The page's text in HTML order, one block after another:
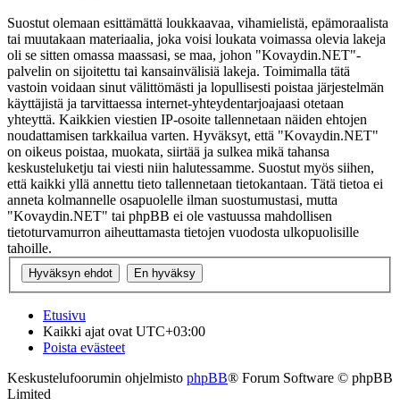
Suostut olemaan esittämättä loukkaavaa, vihamielistä, epämoraalista
tai muutakaan materiaalia, joka voisi loukata voimassa olevia lakeja
oli se sitten omassa maassasi, se maa, johon "Kovaydin.NET"-
palvelin on sijoitettu tai kansainvälisiä lakeja. Toimimalla tätä
vastoin voidaan sinut välittömästi ja lopullisesti poistaa järjestelmän
käyttäjistä ja tarvittaessa internet-yhteydentarjoajaasi otetaan
yhteyttä. Kaikkien viestien IP-osoite tallennetaan näiden ehtojen
noudattamisen tarkkailua varten. Hyväksyt, että "Kovaydin.NET"
on oikeus poistaa, muokata, siirtää ja sulkea mikä tahansa
keskusteluketju tai viesti niin halutessamme. Suostut myös siihen,
että kaikki yllä annettu tieto tallennetaan tietokantaan. Tätä tietoa ei
anneta kolmannelle osapuolelle ilman suostumustasi, mutta
"Kovaydin.NET" tai phpBB ei ole vastuussa mahdollisen
tietoturvamurron aiheuttamasta tietojen vuodosta ulkopuolisille
tahoille.
Etusivu
Kaikki ajat ovat UTC+03:00
Poista evästeet
Keskustelufoorumin ohjelmisto phpBB® Forum Software © phpBB
Limited